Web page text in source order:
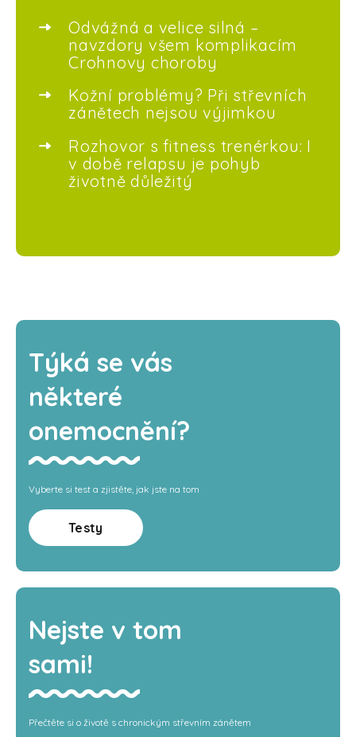
Odvážná a velice silná –
navzdory všem komplikacím
Crohnovy choroby
Kožní problémy? Při střevních
zánětech nejsou výjimkou
Rozhovor s fitness trenérkou: I
v době relapsu je pohyb
životně důležitý
Týká se vás
některé
onemocnění?
Vyberte si test a zjistěte, jak jste na tom
Testy
Nejste v tom
sami!
Přečtěte si o životě s chronickým střevním zánětem